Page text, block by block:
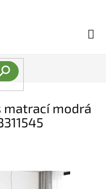
matrací modrá
hvězdiček.